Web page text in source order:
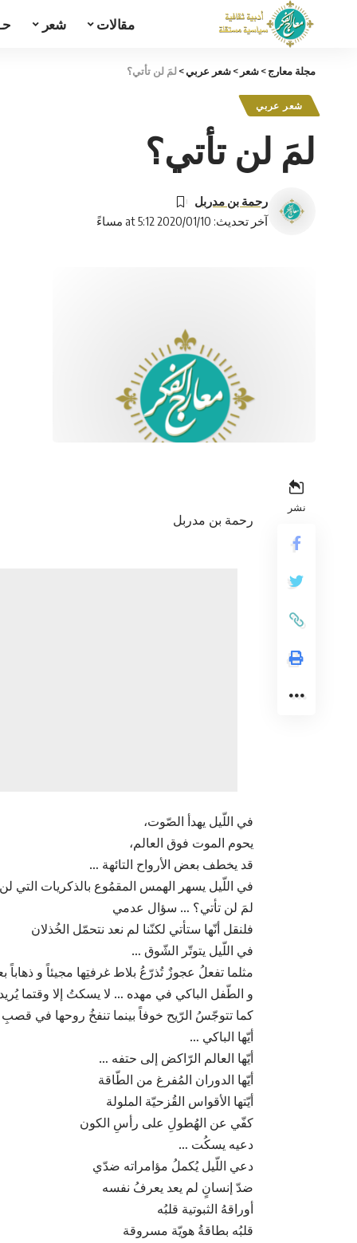
مقالات شعر
مجلة معارج>شعر >شعر عربي> لمَ لن تأتي؟
شعر عربي
لمَ لن تأتي؟
آخر تحديث: 2020/01/10 at 5:12 مساءً
رحمة بن مدربل
نشر
رحمة بن مدربل
في اللّيل يهدأ الصّوت،
يحوم الموت فوق العالم،
قد يخطف بعض الأرواح التائهة …
في اللّيل يسهر الهمس المقمُوع بالذكريات التي لن
لمَ لن تأتي؟ … سؤال عدمي
فلنقل أنّها ستأتي لكنّنا لم نعد نتحمّل الخُذلان
في اللّيل يتوتّر الشّوق …
مثلما تفعلُ عجوزٌ تُذرّعُ بلاط غرفتِها مجيئاً و ذهاباً
و الطّفل الباكي في مهده … لا يسكتُ إلا وقتما يُريد
كما تتوجّسُ الرّيح خوفاً بينما تنفخُ روحها في قصبِ
أيّها الباكي …
أيّها العالم الرّاكض إلى حتفه …
أيّها الدوران المُفرغ من الطّاقة
أيّتها الأقواس القُزحيّة الملولة
كفّي عن الهُطولِ على رأسِ الكون
دعيه يسكُت …
دعي اللّيل يُكملُ مؤامراته ضدّي
ضدّ إنسانٍ لم يعد يعرفُ نفسه
أوراقهُ الثبوتية قلبُه
قلبُه بطاقةُ هويّة مسروقة